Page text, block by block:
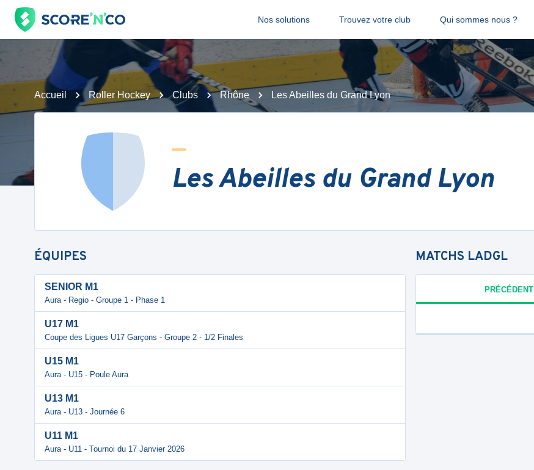
Nos solutions Trouvez votre club Qui sommes nous ?
Accueil Roller Hockey Clubs Rhône Les Abeilles du Grand Lyon
Les Abeilles du Grand Lyon
ÉQUIPES
SENIOR M1
Aura - Regio - Groupe 1 - Phase 1
U17 M1
Coupe des Ligues U17 Garçons - Groupe 2 - 1/2 Finales
U15 M1
Aura - U15 - Poule Aura
U13 M1
Aura - U13 - Journée 6
U11 M1
Aura - U11 - Tournoi du 17 Janvier 2026
MATCHS LADGL
PRÉCÉDENT